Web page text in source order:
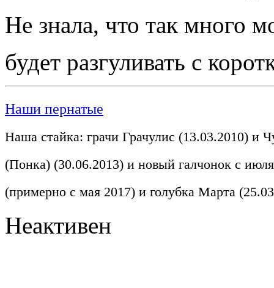
Не знала, что так много
будет разгуливать с
Наши пернатые
Наша стайка: грачи Грачулис (13.03.2010) и
(Понка) (30.06.2013) и новый галчонок с
(примерно с мая 2017) и голубка Марта
Неактивен